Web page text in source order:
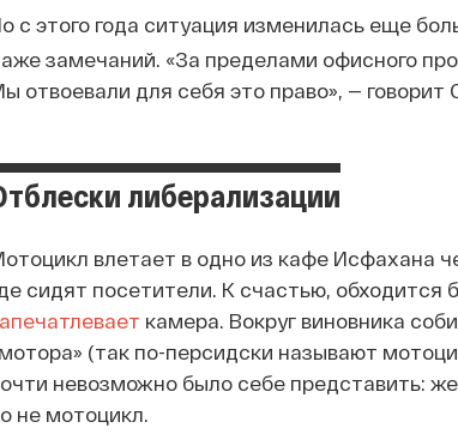
с этого года ситуация изменилась еще
замечаний. «За пределами офисного
отвоевали для себя это право», — говорит
либерализации
влетает в одно из кафе Исфахана
сидят посетители. К счастью,
камера. Вокруг виновника
(так по-персидски называют
невозможно было себе представить:
не мотоцикл.